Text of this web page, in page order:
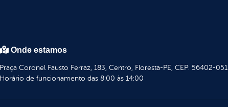
Onde estamos
Praça Coronel Fausto Ferraz, 183, Centro, Floresta-PE, CEP: 56402-051
Horário de funcionamento das 8:00 às 14:00